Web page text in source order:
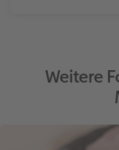
Weitere